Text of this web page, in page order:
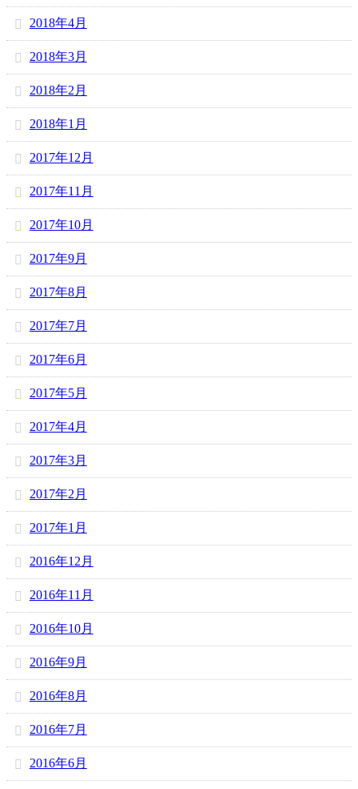
2018年4月
2018年3月
2018年2月
2018年1月
2017年12月
2017年11月
2017年10月
2017年9月
2017年8月
2017年7月
2017年6月
2017年5月
2017年4月
2017年3月
2017年2月
2017年1月
2016年12月
2016年11月
2016年10月
2016年9月
2016年8月
2016年7月
2016年6月